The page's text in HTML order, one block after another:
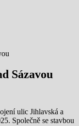
Sázavou
ulic Jihlavská a
Společně se stavbou